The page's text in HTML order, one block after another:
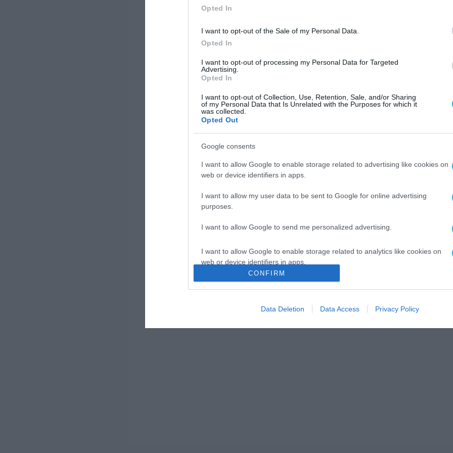
Opted In
I want to opt-out of the Sale of my Personal Data.
Opted In
I want to opt-out of processing my Personal Data for Targeted
Advertising.
Opted In
I want to opt-out of Collection, Use, Retention, Sale, and/or Sharing
of my Personal Data that Is Unrelated with the Purposes for which it
was collected.
Opted Out
Google consents
I want to allow Google to enable storage related to advertising like cookies on
web or device identifiers in apps.
I want to allow my user data to be sent to Google for online advertising
purposes.
I want to allow Google to send me personalized advertising.
I want to allow Google to enable storage related to analytics like cookies on
web or device identifiers in apps.
I want to allow Google to enable storage related to functionality of the website
I want to allow Google to enable storage related to personalization.
CONFIRM
Data Deletion Data Access Privacy Policy